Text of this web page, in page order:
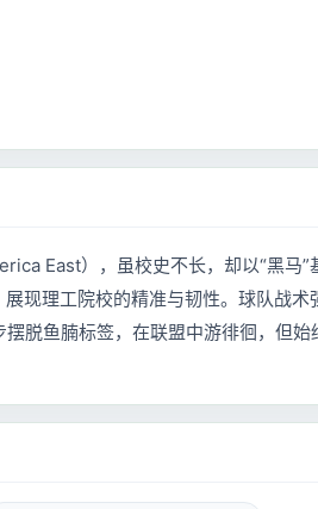
East），虽校史不长，却以“黑马”
现理工院校的精准与韧性。球队战术
脱鱼腩标签，在联盟中游徘徊，但始